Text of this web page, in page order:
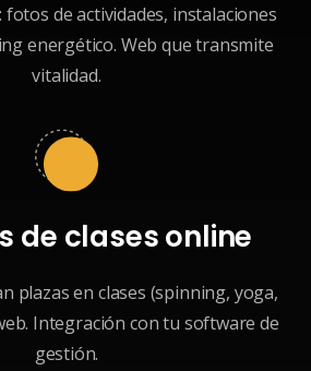
fotos de actividades, instalaciones
energético. Web que transmite
vitalidad.
de clases online
plazas en clases (spinning, yoga,
Integración con tu software de
gestión.